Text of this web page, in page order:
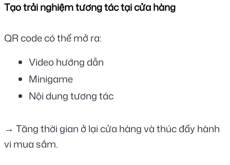
Tạo trải nghiệm tương tác tại cửa hàng
QR code có thể mở ra:
Video hướng dẫn
Minigame
Nội dung tương tác
→ Tăng thời gian ở lại cửa hàng và thúc đẩy hành
vi mua sắm.